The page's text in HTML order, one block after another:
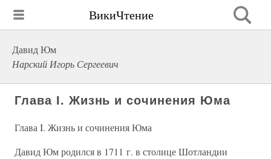
ВикиЧтение
Давид Юм
Нарский Игорь Сергеевич
Глава I. Жизнь и сочинения Юма
Глава I. Жизнь и сочинения Юма
Давид Юм родился в 1711 г. в столице Шотландии